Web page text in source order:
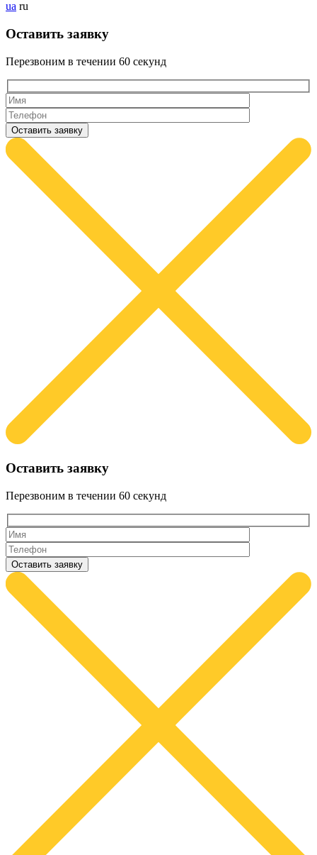
ua ru
Оставить заявку
Перезвоним в течении 60 секунд
Оставить заявку
Перезвоним в течении 60 секунд